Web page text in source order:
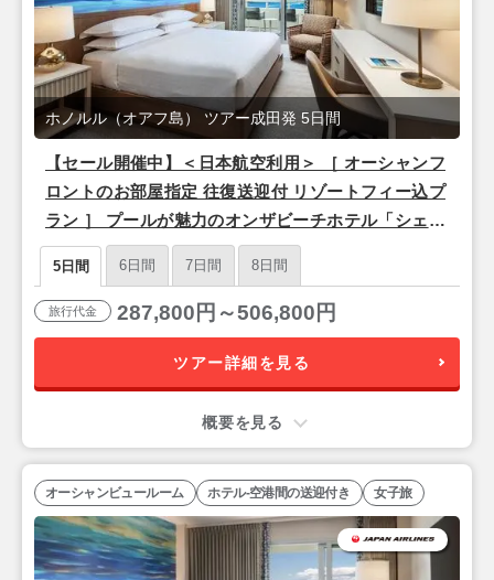
【セール開催中】＜日本航空利用＞ ［ オーシャンフ
ロントのお部屋指定 往復送迎付 リゾートフィー込プ
ラン ］ プールが魅力のオンザビーチホテル「シェラ
トン ワイキキ」泊 3泊5日間
ホノルル（オアフ島） ツアー成田発 5日間
5日間 6日間 7日間 8日間
旅行代金 287,800円～506,800円
ツアー詳細を見る
概要を見る
オーシャンビュールーム ホテル-空港間の送迎付き 女子旅